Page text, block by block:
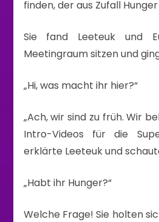
finden, der aus Zufall
Sie fand Leeteuk und
Meetingraum sitzen und
„Hi, was macht ihr hier?“
„Ach, wir sind zu früh. Wir
Intro-Videos für die
erklärte Leeteuk und
„Habt ihr Hunger?“
Welche Frage! Sie holten